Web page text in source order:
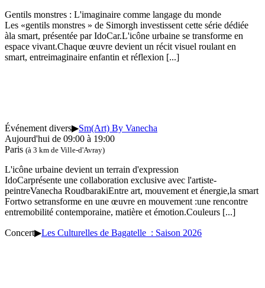
Gentils monstres : L'imaginaire comme langage du monde
Les «gentils monstres » de Simorgh investissent cette série dédiée
àla smart, présentée par IdoCar.L'icône urbaine se transforme en
espace vivant.Chaque œuvre devient un récit visuel roulant en
smart, entreimaginaire enfantin et réflexion [...]
Événement divers▶Sm(Art) By Vanecha
Aujourd'hui de 09:00 à 19:00
Paris (à 3 km de Ville-d'Avray)
L'icône urbaine devient un terrain d'expression
IdoCarprésente une collaboration exclusive avec l'artiste-
peintreVanecha RoudbarakiEntre art, mouvement et énergie,la smart
Fortwo setransforme en une œuvre en mouvement :une rencontre
entremobilité contemporaine, matière et émotion.Couleurs [...]
Concert▶Les Culturelles de Bagatelle : Saison 2026